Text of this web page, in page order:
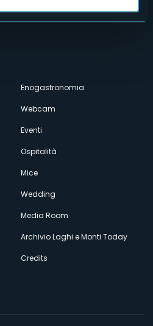
Enogastronomia
Webcam
Eventi
Ospitalità
Mice
Wedding
Media Room
Archivio Laghi e Monti Today
Credits